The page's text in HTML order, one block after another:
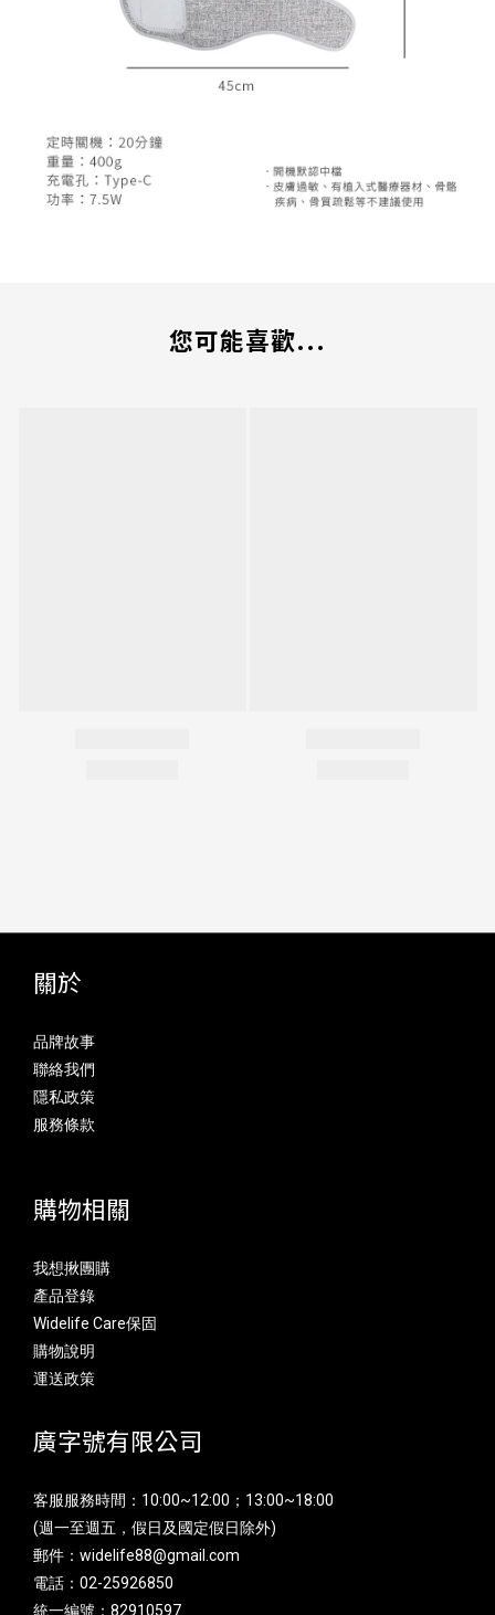
您可能喜歡...
關於
品牌故事
聯絡我們
隱私政策
服務條款
購物相關
我想揪團購
產品登錄
Widelife Care保固
購物說明
運送政策
廣字號有限公司
客服服務時間：10:00~12:00；13:00~18:00
(週一至週五，假日及國定假日除外)
郵件：widelife88@gmail.com
電話：02-25926850
統一編號：82910597